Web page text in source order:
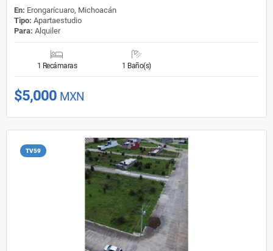
En: Erongarícuaro, Michoacán
Tipo: Apartaestudio
Para: Alquiler
1 Recámaras 1 Baño(s)
$5,000 MXN
TV59